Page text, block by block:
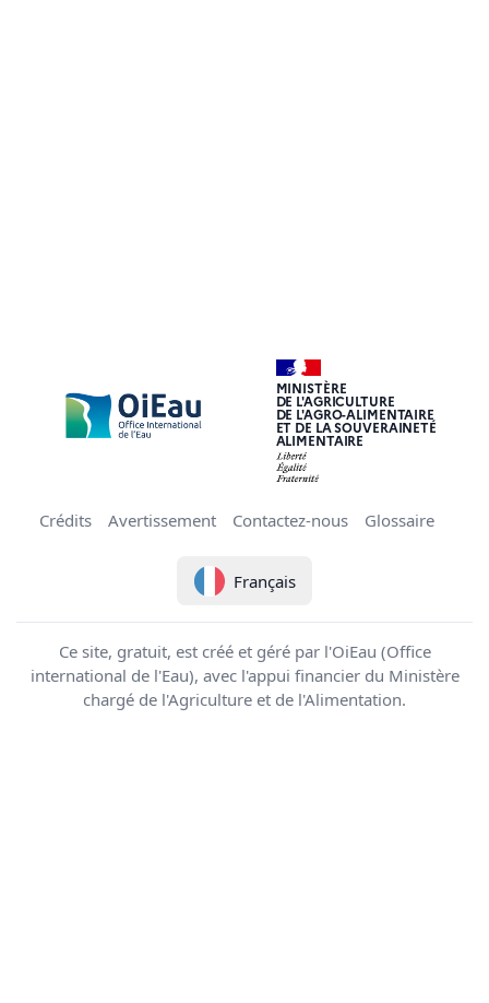
MINISTÈRE
DE L'AGRICULTURE
DE L'AGRO-ALIMENTAIRE
ET DE LA SOUVERAINETÉ
ALIMENTAIRE
Crédits Avertissement Contactez-nous Glossaire
Français
Ce site, gratuit, est créé et géré par l'OiEau (Office
international de l'Eau), avec l'appui financier du Ministère
chargé de l'Agriculture et de l'Alimentation.